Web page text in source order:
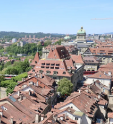
uitbesteden
voor groeiende
op maat